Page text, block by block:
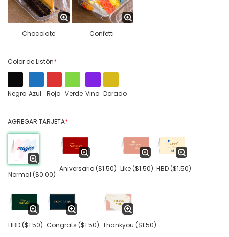
Chocolate Confetti
Color de Listón*
Negro Azul Rojo Verde Vino Dorado
AGREGAR TARJETA*
Normal ($0.00)
Aniversario ($1.50) Like ($1.50) HBD ($1.50)
HBD ($1.50) Congrats ($1.50) Thankyou ($1.50)